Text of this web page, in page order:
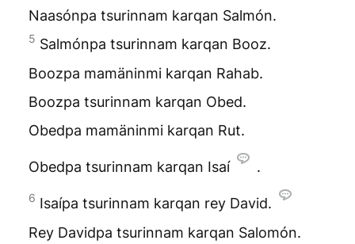
Naasónpa tsurinnam karqan Salmón.
5 Salmónpa tsurinnam karqan Booz.
Boozpa mamäninmi karqan Rahab.
Boozpa tsurinnam karqan Obed.
Obedpa mamäninmi karqan Rut.
Obedpa tsurinnam karqan Isaí .
6 Isaípa tsurinnam karqan rey David.
Rey Davidpa tsurinnam karqan Salomón.